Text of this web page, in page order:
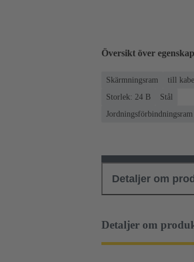
Översikt över
Skärmningsram
till
Storlek: 24 B
Stål
Detaljer om
Detaljer om